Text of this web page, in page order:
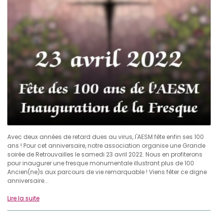
Avec deux années de retard dues au virus, l'AESM fête enfin ses 100
ans ! Pour cet anniversaire, notre association organise une Grande
soirée de Retrouvailles le samedi 23 avril 2022. Nous en profiterons
pour inaugurer une fresque monumentale illustrant plus de 100
Ancien(ne)s aux parcours de vie remarquable ! Viens fêter ce digne
anniversaire...
Lire la suite